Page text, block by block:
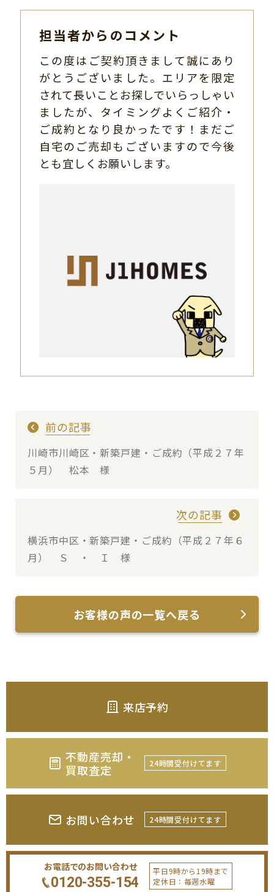
担当者からのコメント
この度はご契約頂きまして誠にあり
がとうございました。エリアを限定
されて長いことお探しでいらっしゃい
ましたが、タイミングよくご紹介・
ご成約となり良かったです！まだご
自宅のご売却もございますので今後
とも宜しくお願いします。
前の記事
川崎市川崎区・新築戸建・ご成約（平成２７年
５月） 松本 様
次の記事
横浜市中区・新築戸建・ご成約（平成２７年６
月） Ｓ ・ Ｉ 様
お客様の声の一覧へ戻る
来店予約
不動産売却・
買取査定
24時間受付けてます
お問い合わせ 24時間受付けてます
お電話でのお問い合わせ
0120-355-154
平日9時から19時まで
定休日：毎週水曜